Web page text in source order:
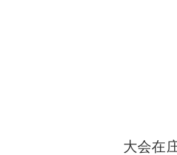
大会在